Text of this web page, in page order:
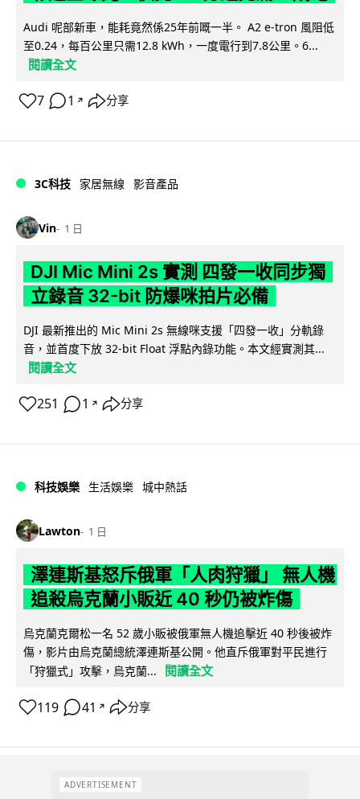
Audi 呢部新車，能耗竟然係25年前嘅一半。 A2 e-tron 風阻低
至0.24，每百公里只需12.8 kWh，一度電行到7.8公里。6...
閱讀全文
7 1 ↗ 分享
3C科技 家居無線 影音產品
Vin 1 日
DJI Mic Mini 2s 實測 四發一收同步獨
立錄音 32-bit 防爆咪拍片必備
DJI 最新推出的 Mic Mini 2s 無線咪支援「四發一收」分軌錄
音，並首度下放 32-bit Float 浮點內錄功能。本文經實測其...
閱讀全文
251 1 ↗ 分享
科技娛樂 生活娛樂 城中熱話
Lawton 1 日
澤連斯基怒斥俄軍「人肉狩獵」 無人機
追殺烏克蘭小販近 40 秒仍被炸傷
烏克蘭克爾松一名 52 歲小販被俄軍無人機追擊近 40 秒後被炸
傷，影片由烏克蘭總統澤連斯基公開。他直斥俄軍對平民進行
「狩獵式」攻擊，烏克蘭...
閱讀全文
119 41 ↗ 分享
ADVERTISEMENT